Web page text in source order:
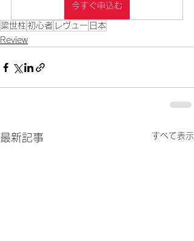
今すぐ申込む
梁世柱 初心者 レヴュー 日本
Review
最新記事 すべて表示